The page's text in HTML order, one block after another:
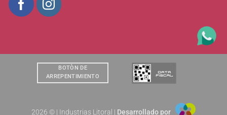
BOTÒN DE
ARREPENTIMIENTO
2026 © | Industrias Litoral | Desarrollado por